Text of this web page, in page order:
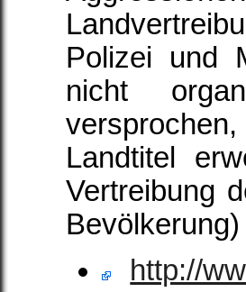
Polizei und
nicht
Landtitel
Vertreibung
http://